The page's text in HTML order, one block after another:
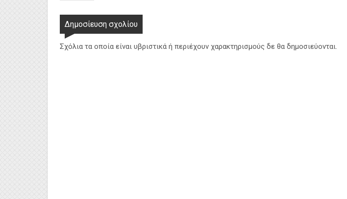
Δημοσίευση σχολίου
Σχόλια τα οποία είναι υβριστικά ή περιέχουν χαρακτηρισμούς δε θα δημοσιεύονται.